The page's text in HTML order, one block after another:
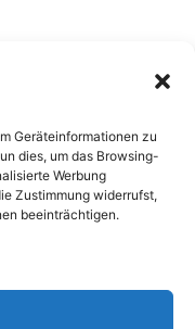
Geräteinformationen zu
dies, um das Browsing-
Werbung
Zustimmung widerrufst,
beeinträchtigen.